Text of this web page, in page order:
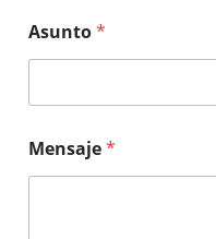
Asunto*
Mensaje*